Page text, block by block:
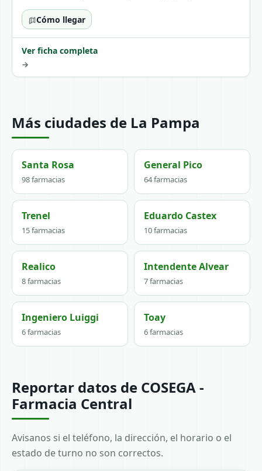
Cómo llegar
Ver ficha completa
→
Más ciudades de La Pampa
Santa Rosa
98 farmacias
General Pico
64 farmacias
Trenel
15 farmacias
Eduardo Castex
10 farmacias
Realico
8 farmacias
Intendente Alvear
7 farmacias
Ingeniero Luiggi
6 farmacias
Toay
6 farmacias
Reportar datos de COSEGA -
Farmacia Central
Avisanos si el teléfono, la dirección, el horario o el
estado de turno no son correctos.